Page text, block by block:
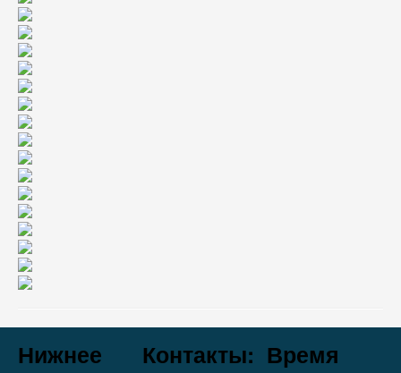
Нижнее
Контакты: Время